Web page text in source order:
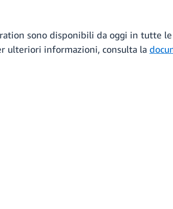
sono disponibili da oggi in tutte le
ulteriori informazioni, consulta la